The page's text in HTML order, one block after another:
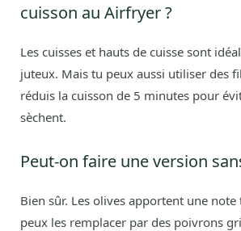
cuisson au Airfryer ?
Les cuisses et hauts de cuisse sont
juteux. Mais tu peux aussi utiliser des
réduis la cuisson de 5 minutes pour
sèchent.
Peut-on faire une version
Bien sûr. Les olives apportent une
peux les remplacer par des poivrons